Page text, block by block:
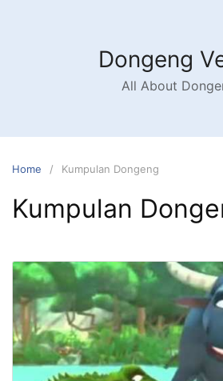
Dongeng
All About
Home Kumpulan Dongeng
Kumpulan